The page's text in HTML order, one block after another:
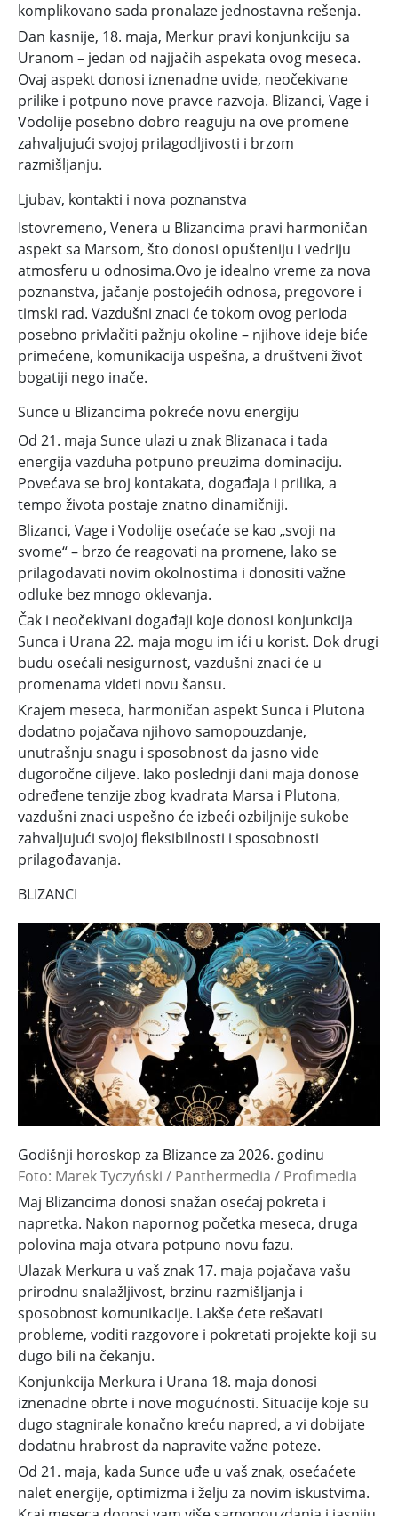
komplikovano sada pronalaze jednostavna rešenja.
Dan kasnije, 18. maja, Merkur pravi konjunkciju sa
Uranom – jedan od najjačih aspekata ovog meseca.
Ovaj aspekt donosi iznenadne uvide, neočekivane
prilike i potpuno nove pravce razvoja. Blizanci, Vage i
Vodolije posebno dobro reaguju na ove promene
zahvaljujući svojoj prilagodljivosti i brzom
razmišljanju.
Ljubav, kontakti i nova poznanstva
Istovremeno, Venera u Blizancima pravi harmoničan
aspekt sa Marsom, što donosi opušteniju i vedriju
atmosferu u odnosima.Ovo je idealno vreme za nova
poznanstva, jačanje postojećih odnosa, pregovore i
timski rad. Vazdušni znaci će tokom ovog perioda
posebno privlačiti pažnju okoline – njihove ideje biće
primećene, komunikacija uspešna, a društveni život
bogatiji nego inače.
Sunce u Blizancima pokreće novu energiju
Od 21. maja Sunce ulazi u znak Blizanaca i tada
energija vazduha potpuno preuzima dominaciju.
Povećava se broj kontakata, događaja i prilika, a
tempo života postaje znatno dinamičniji.
Blizanci, Vage i Vodolije osećaće se kao „svoji na
svome“ – brzo će reagovati na promene, lako se
prilagođavati novim okolnostima i donositi važne
odluke bez mnogo oklevanja.
Čak i neočekivani događaji koje donosi konjunkcija
Sunca i Urana 22. maja mogu im ići u korist. Dok drugi
budu osećali nesigurnost, vazdušni znaci će u
promenama videti novu šansu.
Krajem meseca, harmoničan aspekt Sunca i Plutona
dodatno pojačava njihovo samopouzdanje,
unutrašnju snagu i sposobnost da jasno vide
dugoročne ciljeve. Iako poslednji dani maja donose
određene tenzije zbog kvadrata Marsa i Plutona,
vazdušni znaci uspešno će izbeći ozbiljnije sukobe
zahvaljujući svojoj fleksibilnosti i sposobnosti
prilagođavanja.
BLIZANCI
Godišnji horoskop za Blizance za 2026. godinu
Foto: Marek Tyczyński / Panthermedia / Profimedia
Maj Blizancima donosi snažan osećaj pokreta i
napretka. Nakon napornog početka meseca, druga
polovina maja otvara potpuno novu fazu.
Ulazak Merkura u vaš znak 17. maja pojačava vašu
prirodnu snalažljivost, brzinu razmišljanja i
sposobnost komunikacije. Lakše ćete rešavati
probleme, voditi razgovore i pokretati projekte koji su
dugo bili na čekanju.
Konjunkcija Merkura i Urana 18. maja donosi
iznenadne obrte i nove mogućnosti. Situacije koje su
dugo stagnirale konačno kreću napred, a vi dobijate
dodatnu hrabrost da napravite važne poteze.
Od 21. maja, kada Sunce uđe u vaš znak, osećaćete
nalet energije, optimizma i želju za novim iskustvima.